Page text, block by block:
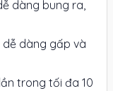
dàng bung ra,
dàng gấp và
trong tối đa 10